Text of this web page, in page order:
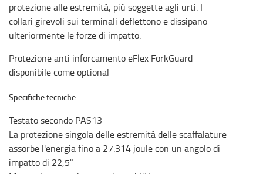
protezione alle estremità, più soggette agli urti. I
collari girevoli sui terminali deflettono e dissipano
ulteriormente le forze di impatto.
Protezione anti inforcamento eFlex ForkGuard
disponibile come optional
Specifiche tecniche
Testato secondo PAS13
La protezione singola delle estremità delle scaffalature
assorbe l'energia fino a 27.314 joule con un angolo di
impatto di 22,5°